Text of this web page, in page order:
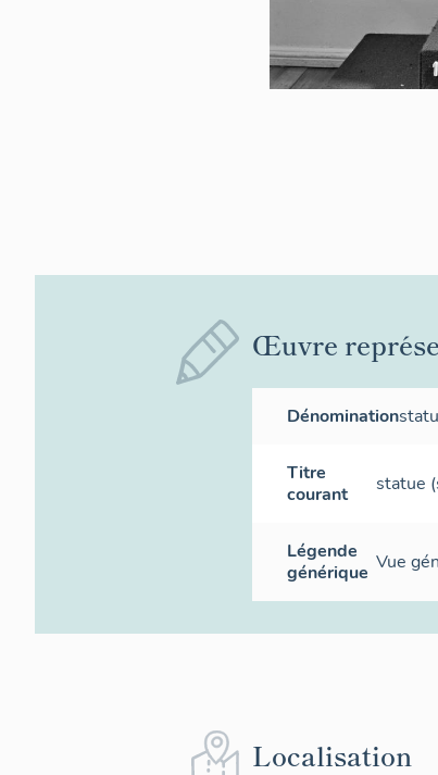
Œuvre
Dénomination
Titre
courant
statue
Légende
générique Vue
Localisation